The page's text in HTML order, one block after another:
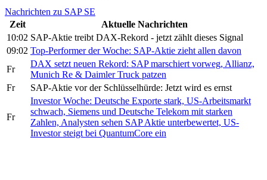
Nachrichten zu SAP SE
Zeit
Aktuelle Nachrichten
10:02 SAP-Aktie treibt DAX-Rekord - jetzt zählt dieses Signal
09:02 Top-Performer der Woche: SAP-Aktie zieht allen davon
Fr
DAX setzt neuen Rekord: SAP marschiert vorweg, Allianz,
Munich Re & Daimler Truck patzen
Fr
SAP-Aktie vor der Schlüsselhürde: Jetzt wird es ernst
Fr
Investor Woche: Deutsche Exporte stark, US-Arbeitsmarkt
schwach, Siemens und Deutsche Telekom mit starken
Zahlen, Analysten sehen SAP Aktie unterbewertet, US-
Investor steigt bei QuantumCore ein